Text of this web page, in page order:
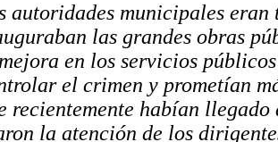
autoridades municipales eran
las grandes obras
en los servicios
el crimen y prometían
recientemente habían llegado
la atención de los